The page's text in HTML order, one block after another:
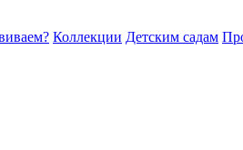
Коллекции Детским садам